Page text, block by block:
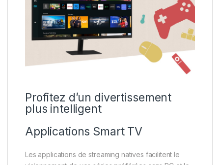
Profitez d’un divertissement
plus intelligent
Applications Smart TV
Les applications de streaming natives facilitent le